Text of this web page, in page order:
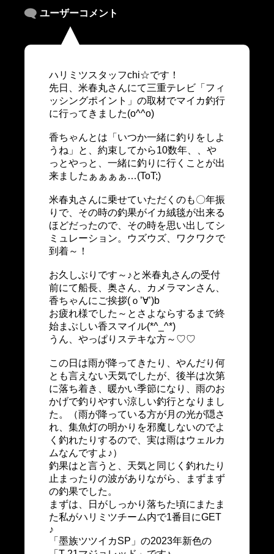
ユーザーコメント
ハリミツスタッフchi☆です！
先日、米春丸さんにて三重テレビ「フィ
ッシングポイント」の取材でマイカ釣行
に行ってきました(o^^o)
香ちゃんとは「いつか一緒に釣りをしよ
うね」と、約束してから10数年、、や
っとやっと、一緒に釣りに行くことが出
来ましたぁぁぁぁ…(ToT;)
米春丸さんに乗せていただくのも〇年振
りで、その時の釣果がイカ絨毯が出来る
ほどだったので、その時を思い出してシ
ミュレーション。ウズウズ、ワクワクで
到着～！
お久しぶりです～♪と米春丸さんの受付
前にて船長、奥さん、カメラマンさん、
香ちゃんにご挨拶( ｏ ’∀’)b
お疲れ様でした～とさよならするまで終
始まぶしい香スマイル(*^_^*)
うん、やっぱりステキな方～♡♡
この日は雨が降ってきたり、やんだり何
とも言えない天気でしたが、後半は次第
に落ち着き、暖かい季節になり、雨のお
かげで釣りやすい涼しい釣行となりまし
た。（雨が降っている方が月の光が隠さ
れ、集魚灯の明かりを邪魔しないのでよ
く釣れたりするので、実は雨はウェルカ
ムなんですよ♪）
釣果はと言うと、天気と同じく釣れたり
止まったりの波がありながら、まずまず
の釣果でした。
まずは、日がしっかり落ちた頃にまたま
た私がハリミツチーム内で1番目にGET
♪
「墨族ツツイカSP 」の2023年新色の